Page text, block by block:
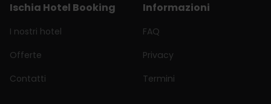
Ischia Hotel Booking
I nostri hotel
Offerte
Contatti
Informazioni
FAQ
Privacy
Termini